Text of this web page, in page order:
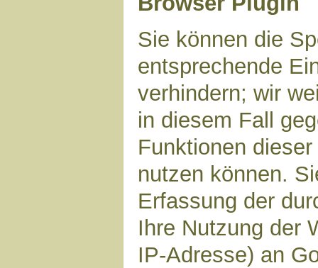
Sie können die
entsprechende
verhindern; wir
in diesem Fall
Funktionen
nutzen können.
Erfassung der
Ihre Nutzung der
IP-Adresse) an